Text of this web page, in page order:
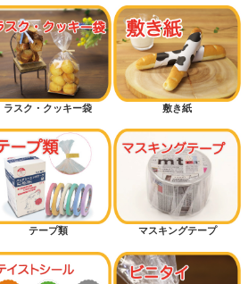
ラスク・クッキー袋 敷き紙
テープ類 マスキングテープ